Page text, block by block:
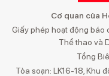
Cơ quan của
Giấy phép hoạt động báo
Thể thao và
Tổng
Tòa soạn: LK16-18, Khu